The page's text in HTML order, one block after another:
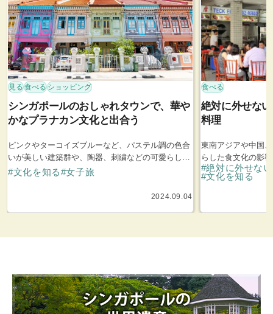
見る食べるショッピング
シンガポールのおしゃれタウンで、華や
かなプラナカン文化と出合う
ピンクやターコイズブルーなど、パステル調の色合
いが美しい建築群や、陶器、刺繍などの可愛らしい
伝統雑貨が今でも愛されるプラナカン文化。シンガ
紀の交易の時代に遡ります。ASEAN諸国の中でも
#文化を知る#女子旅
2024.09.04
食べる
絶対に外せな
料理
東南アジアや中国
らした食文化の影
げたシンガポール
ドな味わいのもの
#絶対に外せな
#文化を知る